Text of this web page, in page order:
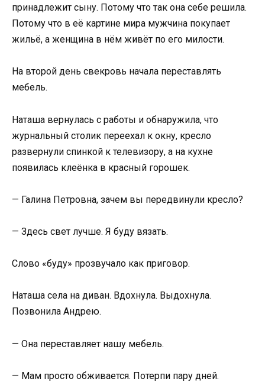
принадлежит сыну. Потому что так она себе решила.
Потому что в её картине мира мужчина покупает
жильё, а женщина в нём живёт по его милости.
На второй день свекровь начала переставлять
мебель.
Наташа вернулась с работы и обнаружила, что
журнальный столик переехал к окну, кресло
развернули спинкой к телевизору, а на кухне
появилась клеёнка в красный горошек.
— Галина Петровна, зачем вы передвинули кресло?
— Здесь свет лучше. Я буду вязать.
Слово «буду» прозвучало как приговор.
Наташа села на диван. Вдохнула. Выдохнула.
Позвонила Андрею.
— Она переставляет нашу мебель.
— Мам просто обживается. Потерпи пару дней.